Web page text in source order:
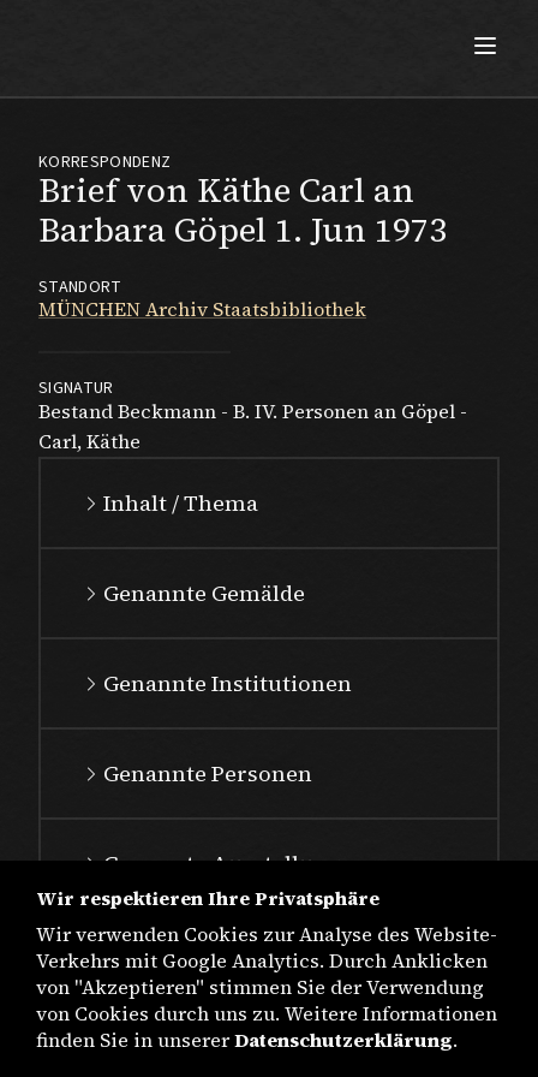
Brief von Käthe Carl an
Barbara Göpel 1. Jun 1973
KORRESPONDENZ
STANDORT
MÜNCHEN Archiv Staatsbibliothek
SIGNATUR
Bestand Beckmann - B. IV. Personen an Göpel -
Carl, Käthe
Inhalt / Thema
Genannte Gemälde
Genannte Institutionen
Genannte Personen
Genannte Ausstellungen
Wir respektieren Ihre Privatsphäre
Wir verwenden Cookies zur Analyse des Website-
Verkehrs mit Google Analytics. Durch Anklicken
von "Akzeptieren" stimmen Sie der Verwendung
von Cookies durch uns zu. Weitere Informationen
finden Sie in unsererDatenschutzerklärung.